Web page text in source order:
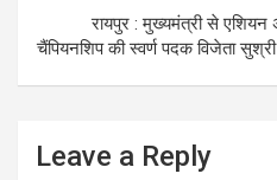
रायपुर : मुख्यमंत्री से एशियन
चैंपियनशिप की स्वर्ण पदक विजेता
Leave a Reply